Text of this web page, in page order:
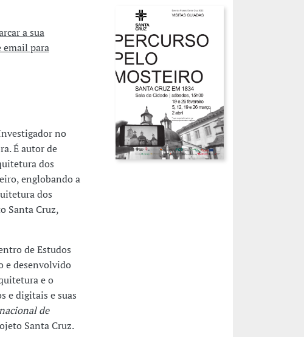
a sua
email para
no
É autor de
dos
englobando a
dos
Santa Cruz,
de Estudos
e desenvolvido
e o
e digitais e suas
de
Santa Cruz.